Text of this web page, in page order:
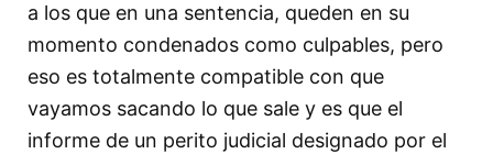
a los que en una sentencia, queden en su
momento condenados como culpables, pero
eso es totalmente compatible con que
vayamos sacando lo que sale y es que el
informe de un perito judicial designado por el